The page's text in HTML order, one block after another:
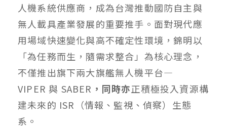
人機系統供應商，成為台灣推動國防自主與
無人載具產業發展的重要推手。面對現代應
用場域快速變化與高不確定性環境，錦明以
「為任務而生，隨需求整合」為核心理念，
不僅推出旗下兩大旗艦無人機平台—
VIPER 與 SABER ，同時亦正積極投入資源構
建未來的 ISR（情報、監視、偵察）生態
系。